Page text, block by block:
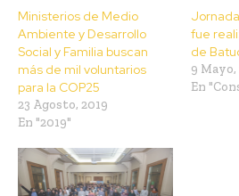
Ministerios de Medio
Ambiente y Desarrollo
Social y Familia buscan
más de mil voluntarios
para la COP25
23 Agosto, 2019
En "2019"
fue
de
9 Mayo,
En